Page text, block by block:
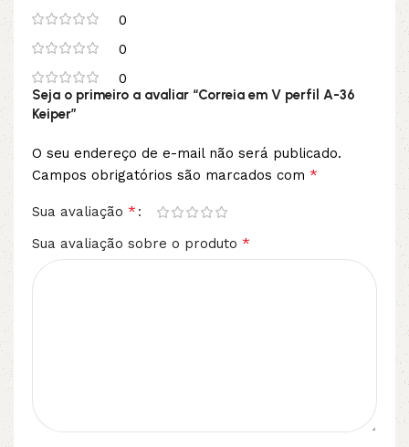
0
0
0
Seja o primeiro a avaliar “Correia em V perfil A-36
Keiper”
O seu endereço de e-mail não será publicado.
Campos obrigatórios são marcados com *
Sua avaliação *
Sua avaliação sobre o produto *